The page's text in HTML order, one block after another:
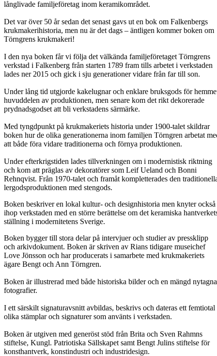
långlivade familjeföretag inom keramikområdet.
Det var över 50 år sedan det senast gavs ut en bok om Falkenbergs
krukmakerihistoria, men nu är det dags – äntligen kommer boken om
Törngrens krukmakeri!
I den nya boken får vi följa det välkända familjeföretaget Törngrens
verkstad i Falkenberg från starten 1789 fram tills arbetet i verkstaden
lades ner 2015 och gick i sju generationer vidare från far till son.
Under lång tid utgjorde kakelugnar och enklare bruksgods för
huvuddelen av produktionen, men senare kom det rikt dekorerade
prydnadsgodset att bli verkstadens särmärke.
Med tyngdpunkt på krukmakeriets historia under 1900-talet skildrar
boken hur de olika generationerna inom familjen Törngren arbetat
att både föra vidare traditionerna och förnya produktionen.
Under efterkrigstiden lades tillverkningen om i modernistisk riktning
och kom att präglas av dekoratörer som Leif Ueland och Bonni
Rehnqvist. Från 1970-talet och framåt kompletterades den
lergodsproduktionen med stengods.
Boken beskriver en lokal kultur- och designhistoria men knyter också
ihop verkstaden med en större berättelse om det keramiska
ställning i modernitetens Sverige.
Boken bygger till stora delar på intervjuer och studier av pressklipp
och arkivdokument. Boken är skriven av Rians tidigare museichef
Love Jönsson och har producerats i samarbete med krukmakeriets
ägare Bengt och Ann Törngren.
Boken är illustrerad med både historiska bilder och en mängd nytagna
fotografier.
I ett särskilt signaturavsnitt avbildas, beskrivs och dateras ett femtiotal
olika stämplar och signaturer som använts i verkstaden.
Boken är utgiven med generöst stöd från Brita och Sven Rahmns
stiftelse, Kungl. Patriotiska Sällskapet samt Bengt Julins stiftelse för
konsthantverk, konstindustri och industridesign.